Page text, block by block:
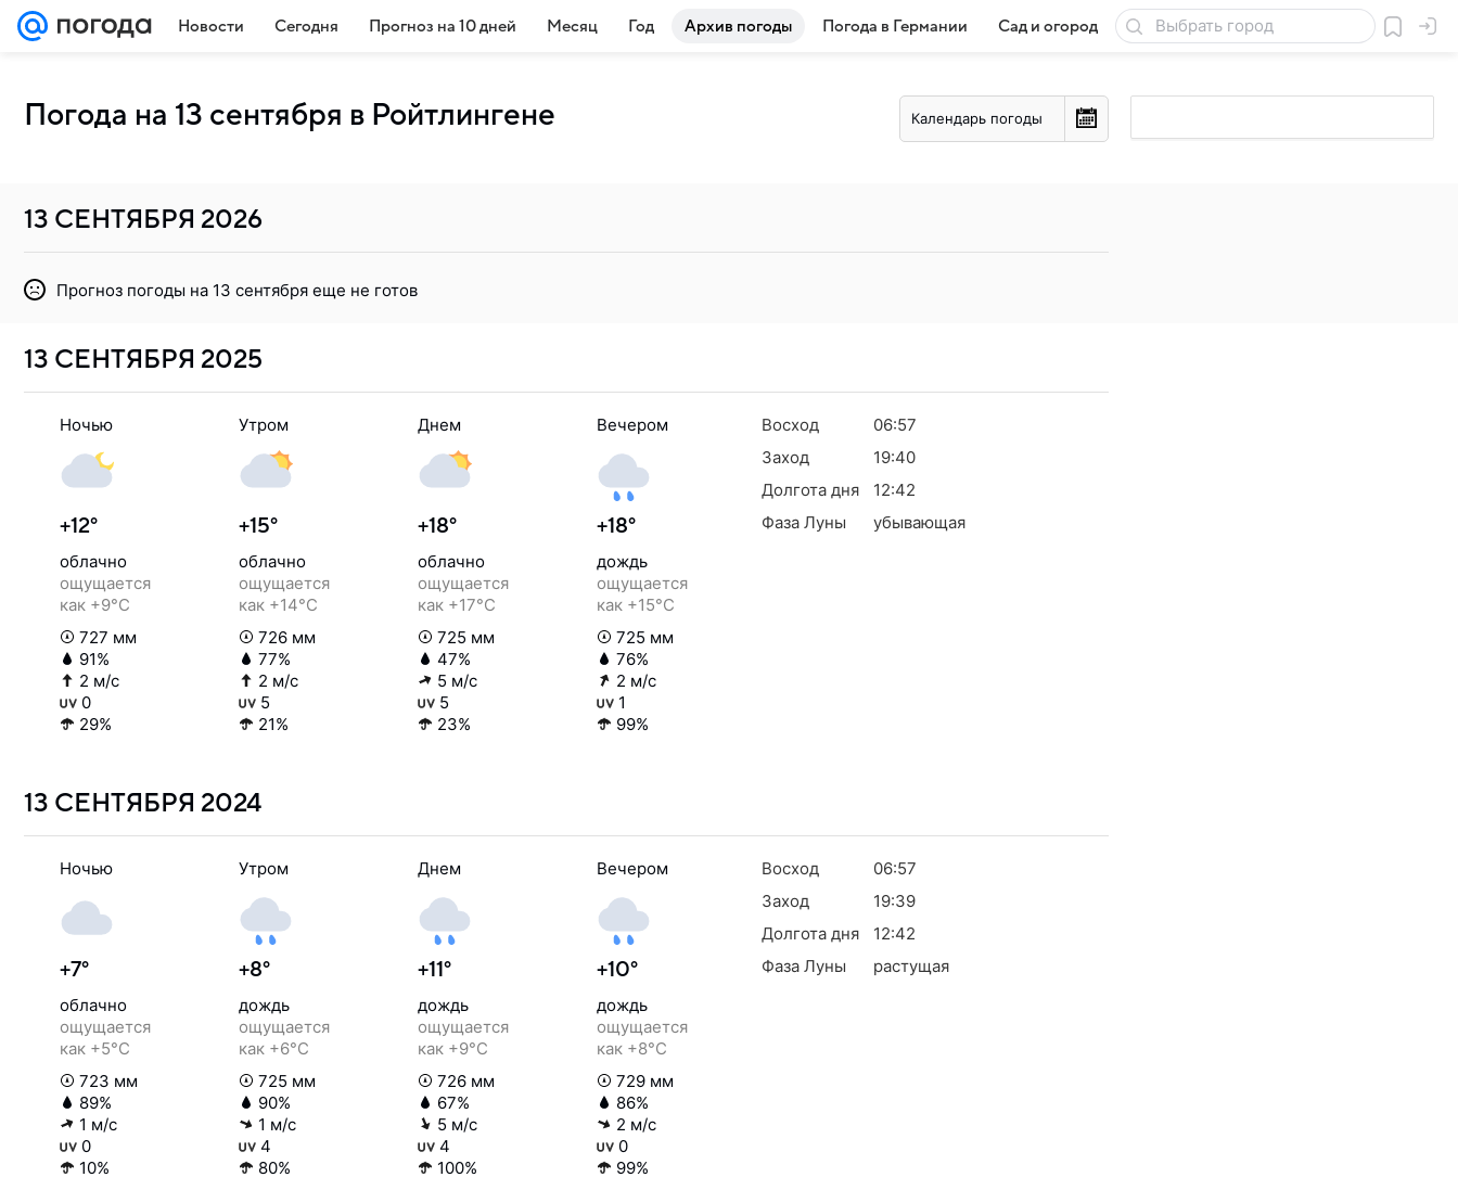
Новости Сегодня Прогноз на 10 дней Месяц Год Архив погоды Погода в Германии Сад и огород Товары для дачи
Погода на 13 сентября в Ройтлингене Календарь погоды
13 СЕНТЯБРЯ 2026
Прогноз погоды на 13 сентября еще не готов
13 СЕНТЯБРЯ 2025
Ночью
+12°
облачно
ощущается
как +9°C
727 мм
91%
2 м/с
0
29%
Утром
+15°
облачно
ощущается
как +14°C
726 мм
77%
2 м/с
5
21%
Днем
+18°
облачно
ощущается
как +17°C
725 мм
47%
5 м/с
5
23%
Вечером
+18°
дождь
ощущается
как +15°C
725 мм
76%
2 м/с
1
99%
Восход
06:57
Заход
19:40
Долгота дня
12:42
Фаза Луны
убывающая
13 СЕНТЯБРЯ 2024
Ночью
+7°
облачно
ощущается
как +5°C
723 мм
89%
1 м/с
0
10%
Утром
+8°
дождь
ощущается
как +6°C
725 мм
90%
1 м/с
4
80%
Днем
+11°
дождь
ощущается
как +9°C
726 мм
67%
5 м/с
4
100%
Вечером
+10°
дождь
ощущается
как +8°C
729 мм
86%
2 м/с
0
99%
Восход
06:57
Заход
19:39
Долгота дня
12:42
Фаза Луны
растущая